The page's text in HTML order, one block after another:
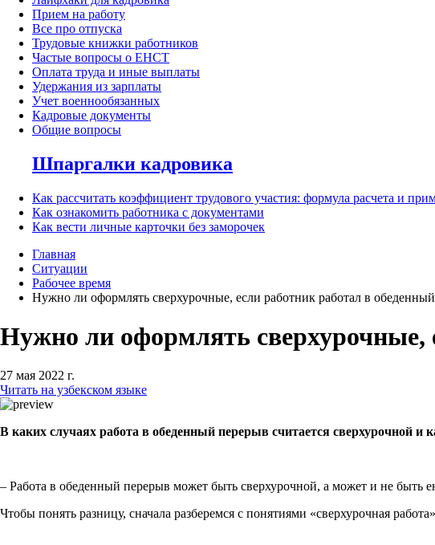
Прием на работу
Все про отпуска
Трудовые книжки работников
Частые вопросы о ЕНСТ
Оплата труда и иные выплаты
Удержания из зарплаты
Учет военнообязанных
Кадровые документы
Общие вопросы
Шпаргалки кадровика
Как рассчитать коэффициент трудового участия: формула расчета и
Как ознакомить работника с документами
Как вести личные карточки без заморочек
Главная
Ситуации
Рабочее время
Нужно ли оформлять сверхурочные, если работник работал в
Нужно ли оформлять сверхурочные,
27 мая 2022 г.
Читать на узбекском языке
В каких случаях работа в обеденный перерыв считается
– Работа в обеденный перерыв может быть сверхурочной, а может и не быть
Чтобы понять разницу, сначала разберемся с понятиями «сверхурочная